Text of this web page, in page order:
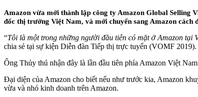
Amazon vừa mới thành lập công ty Amazon Global Selling
đốc thị trường Việt Nam, và mới chuyển sang Amazon cách
“Tôi là một trong những người đầu tiên có mặt ở Amazon tại
chia sẻ tại sự kiện Diễn đàn Tiếp thị trực tuyến (VOMF 2019).
Ông Thủy thú nhận đây là lần đầu tiên phía Amazon Việt
Đại diện của Amazon cho biết nếu như trước kia, Amazon
vừa và nhỏ kinh doanh trên Amazon.